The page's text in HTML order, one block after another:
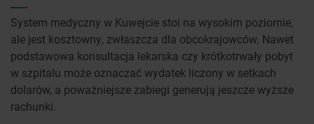
System medyczny w Kuwejcie stoi na wysokim poziomie,
ale jest kosztowny, zwłaszcza dla obcokrajowców. Nawet
podstawowa konsultacja lekarska czy krótkotrwały pobyt
w szpitalu może oznaczać wydatek liczony w setkach
dolarów, a poważniejsze zabiegi generują jeszcze wyższe
rachunki.